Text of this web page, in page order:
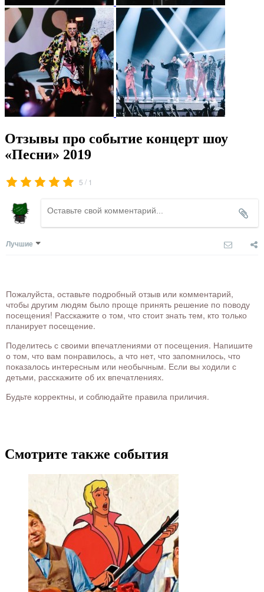
Отзывы про событие концерт шоу
«Песни» 2019
5 / 1
Лучшие
Пожалуйста, оставьте подробный отзыв или комментарий,
чтобы другим людям было проще принять решение по поводу
посещения! Расскажите о том, что стоит знать тем, кто только
планирует посещение.
Поделитесь с своими впечатлениями от посещения. Напишите
о том, что вам понравилось, а что нет, что запомнилось, что
показалось интересным или необычным. Если вы ходили с
детьми, расскажите об их впечатлениях.
Будьте корректны, и соблюдайте правила приличия.
Смотрите также события